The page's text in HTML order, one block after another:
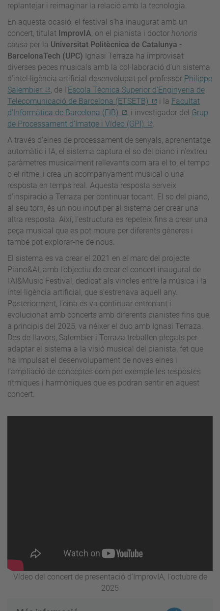
replantejar i reimaginar la relació amb la tecnologia.
En aquesta ocasió, el festival s’ha inaugurat amb un
concert, titulat ImprovIA, on el pianista i doctor honoris
causa per la Universitat Politècnica de Catalunya -
BarcelonaTech (UPC) Ignasi Terraza ha improvisat
diverses peces musicals amb la col·laboració d’un sistema
d’intel·ligència artificial desenvolupat pel professor Philippe
Salembier
, de l’Escola Tècnica Superior d’Enginyeria de
Telecomunicació de Barcelona (ETSETB)
i la Facultat
d’Informàtica de Barcelona (FIB)
, i investigador del Grup
de Processament d’Imatge i Vídeo (GPI)
.
A través d’eines de processament de senyals, aprenentatge
automàtic i IA, el sistema captura el so del piano i n’extreu
paràmetres musicalment rellevants com ara el to, el tempo
o el ritme, i crea un acompanyament musical o una
resposta en temps real. Aquesta resposta serveix
d’inspiració a Terraza per continuar tocant. El so del piano,
al seu torn, és un nou input per al sistema per crear una
altra resposta. Així, l’estructura es repeteix fins a crear una
peça musical que es pot moure per diferents gèneres i
també pot explorar-ne de nous.
El sistema es va crear el 2021 en el marc del projecte
Piano&AI, amb l’objectiu de crear el concert inaugural de
l’AI&Music Festival, dedicat als vincles entre la música i la
intel·ligència artificial, que s’estrenava aquell any.
Posteriorment, l’eina es va continuar entrenant i
evolucionat amb concerts amb diferents pianistes fins que,
a principis del 2025, va néixer el duo amb Ignasi Terraza.
Des de llavors, Salembier i Terraza treballen plegats per
adaptar el sistema a la visió musical del pianista, fet que
ha impulsat el desenvolupament de noves eines i
l’ampliació de conceptes com per exemple les respostes
rítmiques i harmòniques que es podran sentir en aquest
concert.
Vídeo del concert de presentació d'ImprovIA, l'octubre de
2025